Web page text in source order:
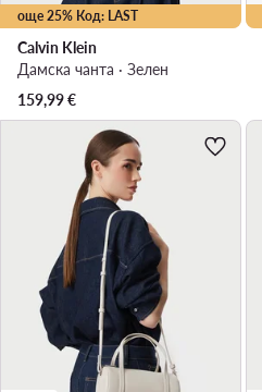
още 25% Код: LAST
Calvin Klein
Дамска чанта · Зелен
159,99€